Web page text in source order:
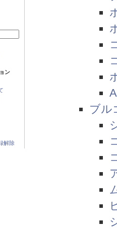
ン
解除
ブル